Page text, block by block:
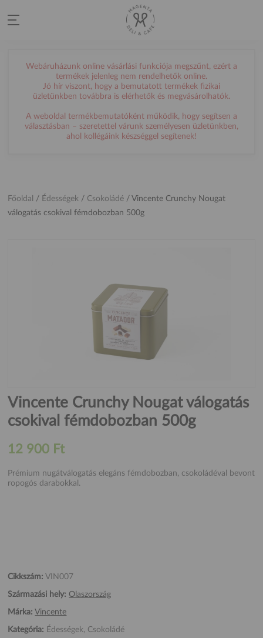
Webáruházunk online vásárlási funkciója megszűnt, ezért a
termékek jelenleg nem rendelhetők online.
Jó hír viszont, hogy a bemutatott termékek fizikai
üzletünkben továbbra is elérhetők és megvásárolhatók.
A weboldal termékbemutatóként működik, hogy segítsen a
választásban – szeretettel várunk személyesen üzletünkben,
ahol kollégáink készséggel segítenek!
Főoldal / Édességek / Csokoládé /Vincente Crunchy Nougat
válogatás csokival fémdobozban 500g
Vincente Crunchy Nougat válogatás
csokival fémdobozban 500g
12 900 Ft
Prémium nugátválogatás elegáns fémdobozban, csokoládéval bevont
ropogós darabokkal.
Cikkszám: VIN007
Származási hely: Olaszország
Márka: Vincente
Kategória: Édességek, Csokoládé